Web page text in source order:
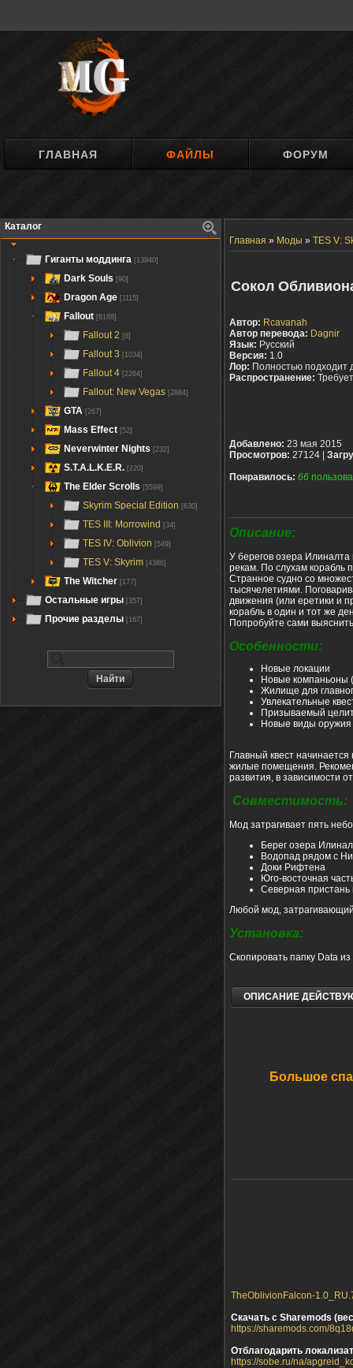
ГЛАВНАЯ ФАЙЛЫ ФОРУМ
Каталог
Гиганты моддинга [13940]
Dark Souls [90]
Dragon Age [1115]
Fallout [6188]
Fallout 2 [6]
Fallout 3 [1034]
Fallout 4 [2264]
Fallout: New Vegas [2884]
GTA [267]
Mass Effect [52]
Neverwinter Nights [232]
S.T.A.L.K.E.R. [220]
The Elder Scrolls [5599]
Skyrim Special Edition [630]
TES III: Morrowind [34]
TES IV: Oblivion [549]
TES V: Skyrim [4386]
The Witcher [177]
Остальные игры [357]
Прочие разделы [167]
Главная » Моды » TES V:
Сокол
Автор: Rcavanah
Автор перевода: Dagnir
Язык: Русский
Версия: 1.0
Лор: Полностью подходит
Распространение:
Добавлено: 23 мая 2015
Просмотров: 27124 |
Понравилось: 66
Описание:
У берегов озера
рекам. По слухам корабль
Странное судно со
тысячелетиями.
движения (или еретики и
корабль в один и тот же
Попробуйте сами
Особенности:
Новые локации
Новые компаньоны
Жилище для
Увлекательные
Призываемый
Новые виды оружия
Главный квест
жилые помещения.
развития, в зависимости
Совместимость:
Мод затрагивает пять
Берег озера
Водопад рядом с
Доки Рифтена
Юго-восточная
Северная пристань
Любой мод,
Установка:
Скопировать папку Data
ОПИСАНИЕ
Большое
TheOblivionFalcon-
Скачать с Sharemods
https://sharemods.com/
Отблагодарить
https://sobe.ru/na/